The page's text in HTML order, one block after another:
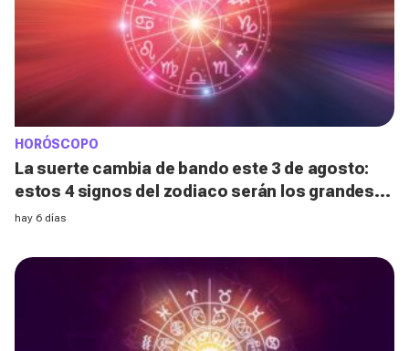
HORÓSCOPO
La suerte cambia de bando este 3 de agosto:
estos 4 signos del zodiaco serán los grandes
afortunados, ¿estás entre ellos?
hay 6 días